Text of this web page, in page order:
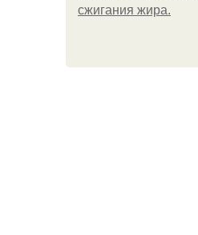
сжигания жира.